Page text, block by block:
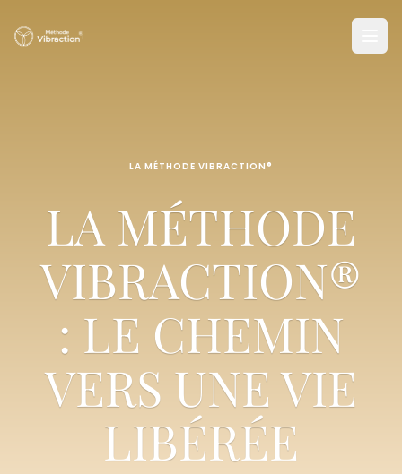
LA MÉTHODE VIBRACTION®
LA MÉTHODE
VIBRACTION®
: LE CHEMIN
VERS UNE VIE
LIBÉRÉE